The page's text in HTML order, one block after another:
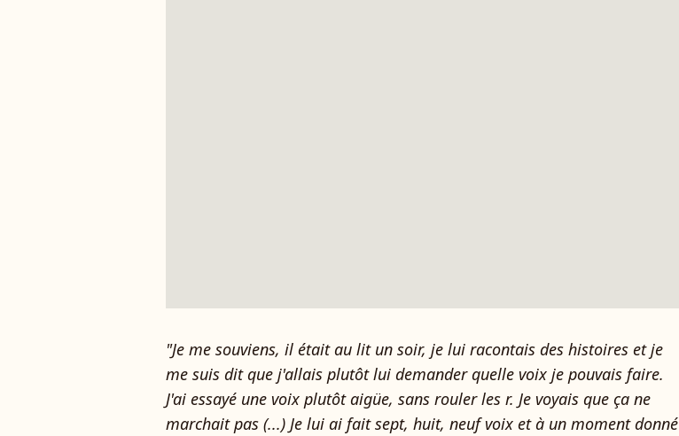
"Je me souviens, il était au lit un soir, je lui racontais des histoires et je
me suis dit que j'allais plutôt lui demander quelle voix je pouvais faire.
J'ai essayé une voix plutôt aigüe, sans rouler les r. Je voyais que ça ne
marchait pas (...) Je lui ai fait sept, huit, neuf voix et à un moment donné